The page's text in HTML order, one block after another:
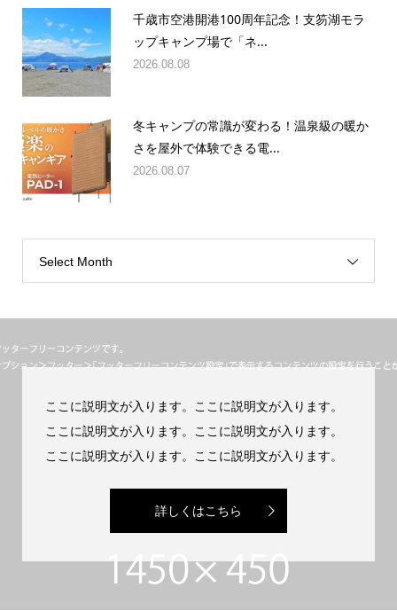
千歳市空港開港100周年記念！支笏湖モラ
ップキャンプ場で「ネ...
2026.08.08
冬キャンプの常識が変わる！温泉級の暖か
さを屋外で体験できる電...
2026.08.07
Select Month
ここに説明文が入ります。ここに説明文が入ります。
ここに説明文が入ります。ここに説明文が入ります。
ここに説明文が入ります。ここに説明文が入ります。
詳しくはこちら